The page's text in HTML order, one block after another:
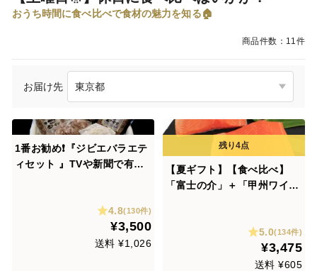
おうち時間に食べ比べで食材の魅力を知る🏠
商品件数：11件
お届け先
1番お勧め❗️『ジビエバラエテ
ィセット 』TVや新聞で有名
な方やジビエが苦手な方に食
4.8(130件)
¥3,500
送料 ¥1,026
【夏ギフト】【食べ比べ】
「富士の介」＋「甲州ワイン
5.0(134件)
¥3,475
送料 ¥605